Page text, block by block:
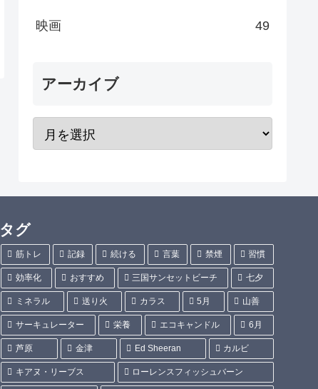
映画 49
アーカイブ
タグ
筋トレ 記録 続ける 言葉 禁煙 習慣
効率化 おすすめ 三国サンセットビーチ 七夕
ミネラル 送り火 カラス 5月 山善
サーキュレーター 栄養 エコキャンドル 6月
芦原 金津 Ed Sheeran カルビ
キアヌ・リーブス ローレンスフィッシュバーン